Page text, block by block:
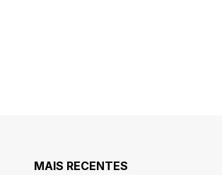
MAIS RECENTES